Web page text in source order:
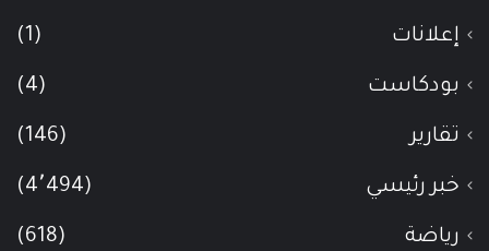
إعلانات (1)
بودكاست (4)
تقارير (146)
خبر رئيسي (4٬494)
رياضة (618)